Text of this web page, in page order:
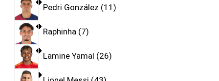
Pedri González 11
Raphinha 7
Lamine Yamal 26